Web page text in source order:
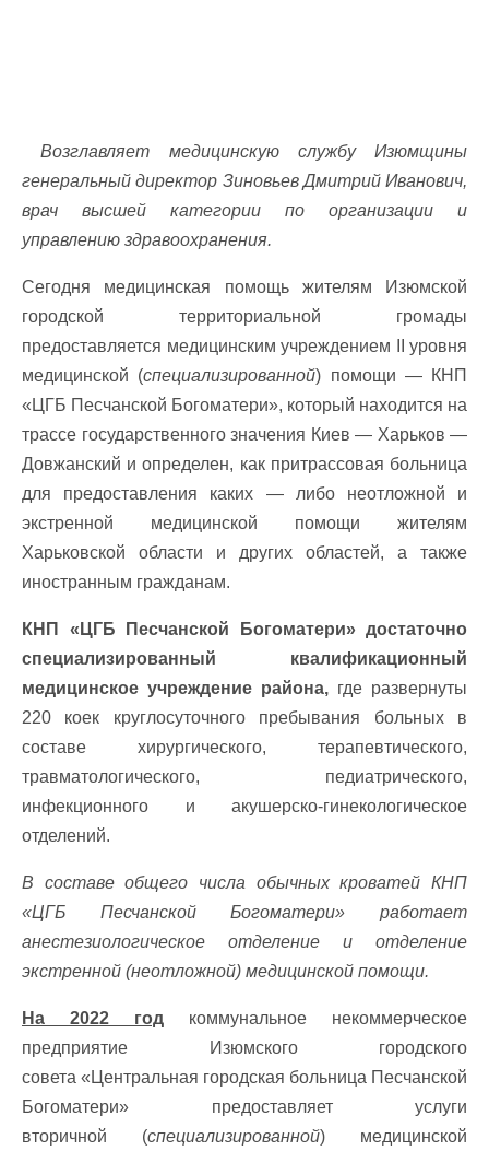
Возглавляет медицинскую службу Изюмщины
генеральный директор Зиновьев Дмитрий Иванович,
врач высшей категории по организации и
управлению здравоохранения.
Сегодня медицинская помощь жителям Изюмской
городской территориальной громады
предоставляется медицинским учреждением II уровня
медицинской (специализированной) помощи — КНП
«ЦГБ Песчанской Богоматери», который находится на
трассе государственного значения Киев — Харьков —
Довжанский и определен, как притрассовая больница
для предоставления каких — либо неотложной и
экстренной медицинской помощи жителям
Харьковской области и других областей, а также
иностранным гражданам.
КНП «ЦГБ Песчанской Богоматери» достаточно
специализированный квалификационный
медицинское учреждение района, где развернуты
220 коек круглосуточного пребывания больных в
составе хирургического, терапевтического,
травматологического, педиатрического,
инфекционного и акушерско-гинекологическое
отделений.
В составе общего числа обычных кроватей КНП
«ЦГБ Песчанской Богоматери» работает
анестезиологическое отделение и отделение
экстренной (неотложной) медицинской помощи.
На 2022 год коммунальное некоммерческое
предприятие Изюмского городского
совета «Центральная городская больница Песчанской
Богоматери» предоставляет услуги
вторичной (специализированной) медицинской